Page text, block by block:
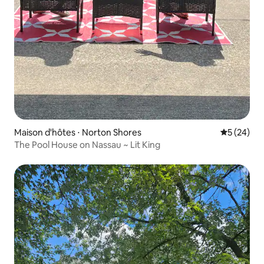
Maison d'hôtes ⋅ Norton Shores
5 (24)
The Pool House on Nassau ~ Lit King